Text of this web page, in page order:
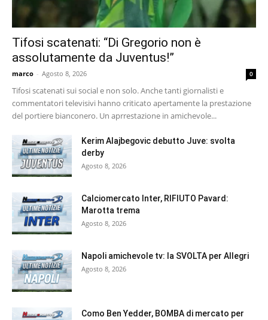
Tifosi scatenati: “Di Gregorio non è
assolutamente da Juventus!”
marco - Agosto 8, 2026 0
Tifosi scatenati sui social e non solo. Anche tanti giornalisti e
commentatori televisivi hanno criticato apertamente la prestazione
del portiere bianconero. Un aprrestazione in amichevole...
Kerim Alajbegovic debutto Juve: svolta
derby
Agosto 8, 2026
Calciomercato Inter, RIFIUTO Pavard:
Marotta trema
Agosto 8, 2026
Napoli amichevole tv: la SVOLTA per Allegri
Agosto 8, 2026
Como Ben Yedder, BOMBA di mercato per